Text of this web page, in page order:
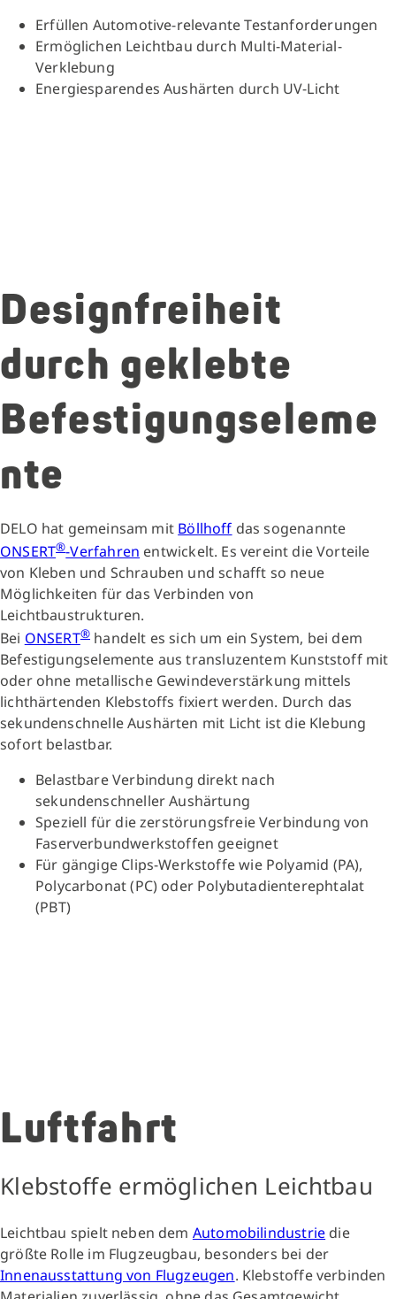
Erfüllen Automotive-relevante Testanforderungen
Ermöglichen Leichtbau durch Multi-Material-
Verklebung
Energiesparendes Aushärten durch UV-Licht
Designfreiheit
durch geklebte
Befestigungseleme
nte
DELO hat gemeinsam mit Böllhoff das sogenannte
ONSERT®-Verfahren entwickelt. Es vereint die Vorteile
von Kleben und Schrauben und schafft so neue
Möglichkeiten für das Verbinden von
Leichtbaustrukturen.
Bei ONSERT® handelt es sich um ein System, bei dem
Befestigungselemente aus transluzentem Kunststoff mit
oder ohne metallische Gewindeverstärkung mittels
lichthärtenden Klebstoffs fixiert werden. Durch das
sekundenschnelle Aushärten mit Licht ist die Klebung
sofort belastbar.
Belastbare Verbindung direkt nach
sekundenschneller Aushärtung
Speziell für die zerstörungsfreie Verbindung von
Faserverbundwerkstoffen geeignet
Für gängige Clips-Werkstoffe wie Polyamid (PA),
Polycarbonat (PC) oder Polybutadienterephtalat
(PBT)
Luftfahrt
Klebstoffe ermöglichen Leichtbau
Leichtbau spielt neben dem Automobilindustrie die
größte Rolle im Flugzeugbau, besonders bei der
Innenausstattung von Flugzeugen. Klebstoffe verbinden